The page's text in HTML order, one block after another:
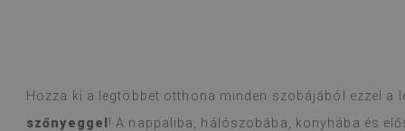
Hozza ki a legtöbbet otthona minden szobájából ezzel a
szőnyeggel! A nappaliba, hálószobába, konyhába és
Vinillapok –
Olvass tovább